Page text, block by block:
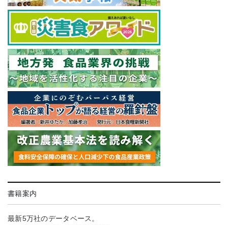
書籍案内
最新5万社のデータベース。